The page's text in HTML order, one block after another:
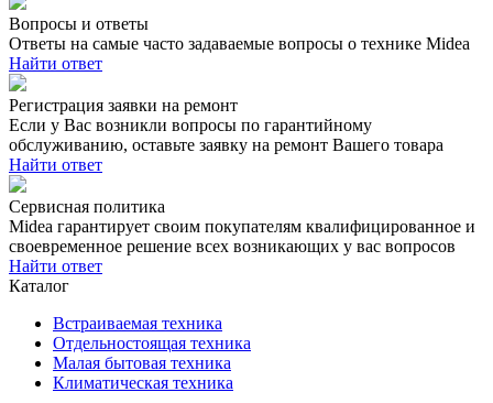
Вопросы и ответы
Ответы на самые часто задаваемые вопросы о технике Midea
Найти ответ
Регистрация заявки на ремонт
Если у Вас возникли вопросы по гарантийному
обслуживанию, оставьте заявку на ремонт Вашего товара
Найти ответ
Сервисная политика
Midea гарантирует своим покупателям квалифицированное и
своевременное решение всех возникающих у вас вопросов
Найти ответ
Каталог
Встраиваемая техника
Отдельностоящая техника
Малая бытовая техника
Климатическая техника